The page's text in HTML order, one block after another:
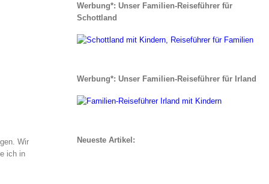
Wir
ich in
Werbung*: Unser Familien-Reiseführer für
Schottland
Werbung*: Unser Familien-Reiseführer für Irland
Neueste Artikel: